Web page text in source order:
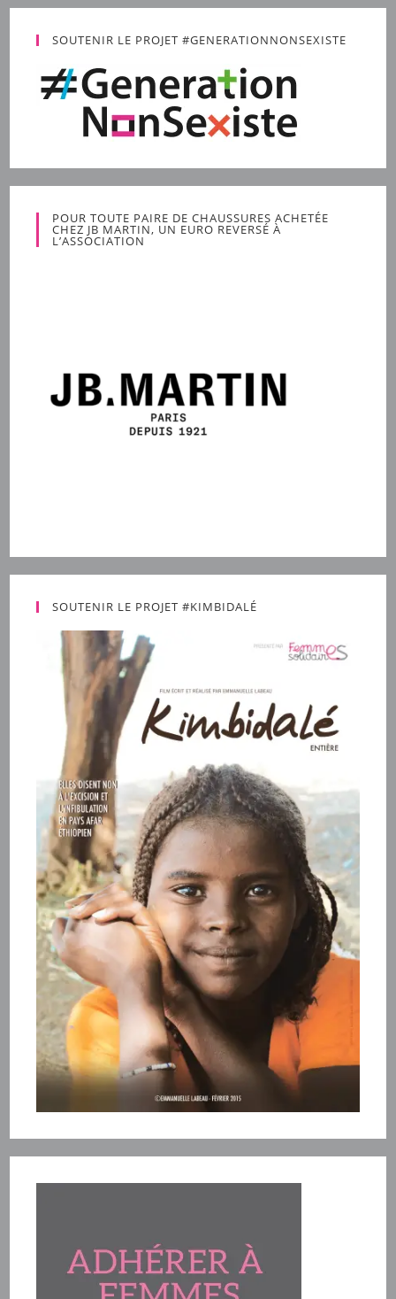
SOUTENIR LE PROJET #GENERATIONNONSEXISTE
POUR TOUTE PAIRE DE CHAUSSURES ACHETÉE
CHEZ JB MARTIN, UN EURO REVERSÉ À
L’ASSOCIATION
SOUTENIR LE PROJET #KIMBIDALÉ